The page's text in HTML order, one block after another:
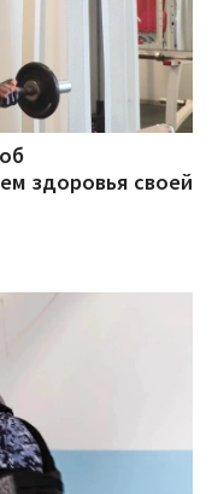
здоровья своей